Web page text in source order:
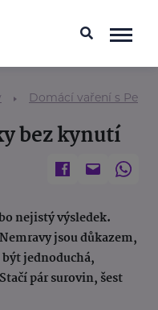
Domácí vaření s
bez kynutí
nejistý výsledek.
jsou důkazem,
jednoduchá,
pár surovin, šest